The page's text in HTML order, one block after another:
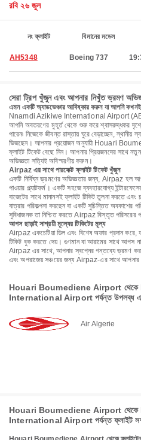
রবি ২৬ জুল
নং ফ্লাইট বিমানের মডেল
AH5348 Boeing 737
সেরা ট্রিপ খুঁজুন এবং আপনার নিখুঁত ভ্রমণ
এমন একটি অ্যাডভেঞ্চার আবিষ্কার করুন যা আপনি কখনই
Nnamdi Azikiwe International Airport (ABV)-
আপনি অবতরণের মুহূর্ত থেকে শুরু করে শ্বাসরুদ্ধকর
পারেন৷ নিজেকে জীবন্ত রাস্তায় ঘুরে বেড়াচ্ছেন,
ভিজছেন। আপনার প্রয়োজন অনুযায়ী Houari
ফ্লাইট টিকেট বেছে নিন। আপনার প্রিয়জনদের সাথে
অভিজ্ঞতা সত্যিই অবিস্মরণীয় করুন।
Airpaz এর সাথে পারফেক্ট ফ্লাইট টিকেট খুঁজুন
একটি নির্বিঘ্ন ভ্রমণের অভিজ্ঞতার জন্য, Airpaz হল
পাওয়ার প্ল্যাটফর্ম। একটি সহজে ব্যবহারযোগ্য
বাজেটের সাথে মানানসই ফ্লাইট টিকিট তুলনা করতে
যাত্রার পরিকল্পনা করছেন বা একটি সুচিন্তিত অবকাশের
সুবিধাজনক তা নিশ্চিত করতে Airpaz বিস্তৃত পরিসরের
আপস ছাড়াই সাশ্রয়ী মূল্যের টিকিটের মূল্য
Airpaz একচেটিয়া ডিল এবং বিশেষ অফার প্রদান করে,
টিকিট বুক করতে দেয়। গুণমান বা আরামের সাথে আপস
Airpaz এর সাথে, আপনার স্বপ্নের গন্তব্যে ভ্রমণ
এবং অপরাজেয় সঞ্চয়ের জন্য Airpaz-এর সাথে
Houari Boumediene Airport
International Airport পর্যন্ত উপলব্ধ
Air Algerie
Houari Boumediene Airport
International Airport পর্যন্ত ফ্লাইট